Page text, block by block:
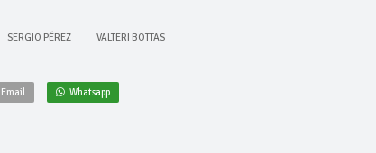
SERGIO PÉREZ VALTERI BOTTAS
Email Whatsapp